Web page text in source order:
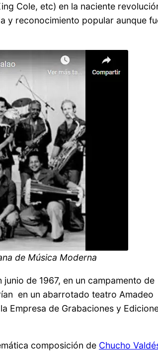
Cole, etc) en la naciente
y reconocimiento popular aunque
de Música Moderna
de 1967, en un campamento de
en un abarrotado teatro Amadeo
Empresa de Grabaciones y
composición de Chucho